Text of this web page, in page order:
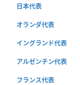
日本代表
オランダ代表
イングランド代表
アルゼンチン代表
フランス代表